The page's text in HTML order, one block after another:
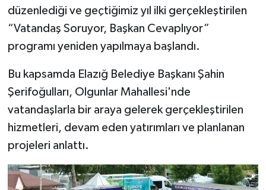
düzenlediği ve geçtiğimiz yıl ilki gerçekleştirilen
“Vatandaş Soruyor, Başkan Cevaplıyor”
programı yeniden yapılmaya başlandı.
Bu kapsamda Elazığ Belediye Başkanı Şahin
Şerifoğulları, Olgunlar Mahallesi'nde
vatandaşlarla bir araya gelerek gerçekleştirilen
hizmetleri, devam eden yatırımları ve planlanan
projeleri anlattı.
SPOR
TEKNOLOJİ
YAŞAM